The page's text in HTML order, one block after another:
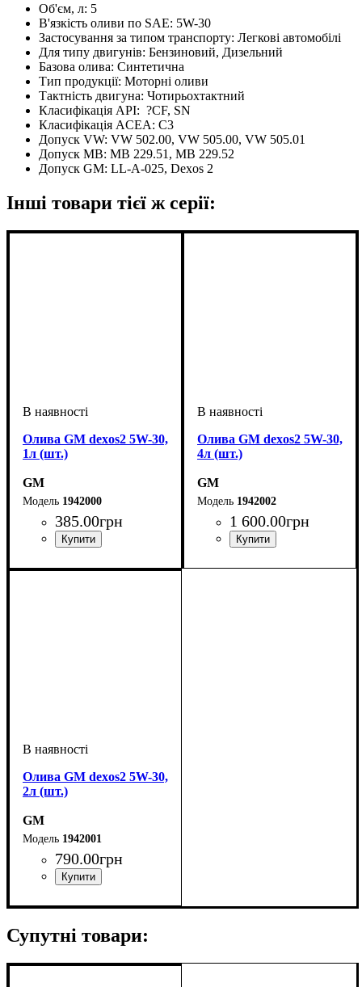
Об'єм, л: 5
В'язкість оливи по SAE: 5W-30
Застосування за типом транспорту: Легкові автомобілі
Для типу двигунів: Бензиновий, Дизельний
Базова олива: Синтетична
Тип продукції: Моторні оливи
Тактність двигуна: Чотирьохтактний
Класифікація API: ?CF, SN
Класифікація ACEA: C3
Допуск VW: VW 502.00, VW 505.00, VW 505.01
Допуск MB: MB 229.51, MB 229.52
Допуск GM: LL-A-025, Dexos 2
Інші товари тієї ж серії:
Олива GM dexos2 5W-30,
1л (шт.)
GM
1942000
385.00грн
Олива GM dexos2 5W-30,
4л (шт.)
GM
1942002
1 600.00грн
Олива GM dexos2 5W-30,
2л (шт.)
GM
1942001
790.00грн
Супутні товари: